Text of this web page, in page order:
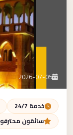
بنا
2026-07-05
خدمة 24/7
سائقون محترفون